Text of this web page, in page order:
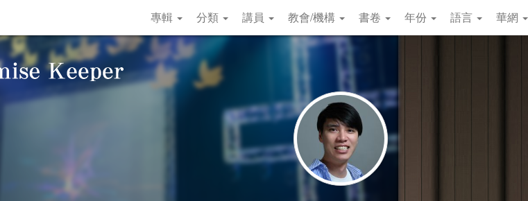
專輯 分類 講員 教會/機構 書卷 年份 語言 華網